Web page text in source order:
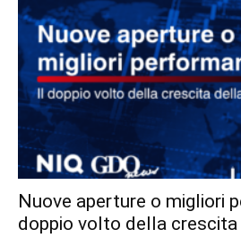
Nuove aperture o migliori
doppio volto della crescita